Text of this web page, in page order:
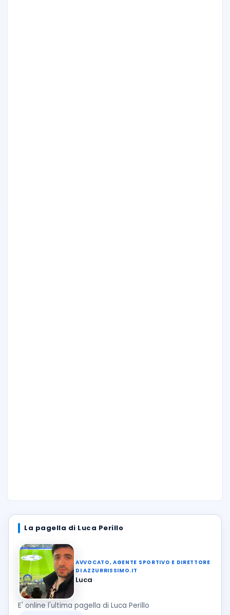
La pagella di Luca Perillo
AVVOCATO, AGENTE SPORTIVO E DIRETTORE
DI AZZURRISSIMO.IT
Luca
E' online l'ultima pagella di Luca Perillo